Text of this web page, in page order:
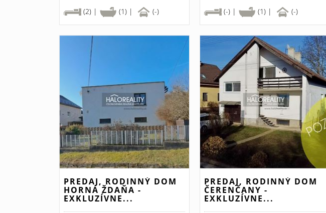
(2) |
(1) | (-)
(-) |
(1) | (-)
PREDAJ, RODINNÝ DOM
HORNÁ ŽDAŇA -
EXKLUZÍVNE...
PREDAJ, RODINNÝ DOM
ČERENČANY -
EXKLUZÍVNE...